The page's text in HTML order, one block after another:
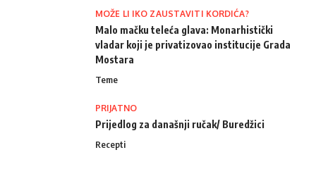
MOŽE LI IKO ZAUSTAVITI KORDIĆA?
Malo mačku teleća glava: Monarhistički
vladar koji je privatizovao institucije Grada
Mostara
Teme
PRIJATNO
Prijedlog za današnji ručak/ Buredžici
Recepti